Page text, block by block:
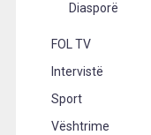
Diasporë
FOL TV
Intervistë
Sport
Vështrime